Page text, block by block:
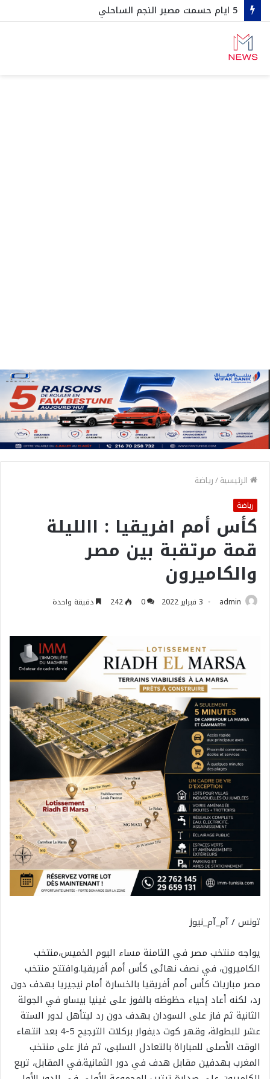
5 ايام حسمت مصير النجم الساحلي
الرئيسية/رياضة
رياضة
كأس أمم افريقيا : االليلة
قمة مرتقبة بين مصر
والكاميرون
admin 3 فبراير 2022 0
242 دقيقة واحدة
تونس / آم_آم_نيوز
يواجه منتخب مصر في الثامنة مساء اليوم الخميس،منتخب
الكاميرون، في نصف نهائى كأس أمم أفريقيا.وافتتح منتخب
مصر مباريات كأس أمم أفريقيا بالخسارة أمام نيجيريا بهدف دون
رد، لكنه أعاد إحياء حظوظه بالفوز على غينيا بيساو في الجولة
الثانية ثم فاز على السودان بهدف دون رد ليتأهل لدور الستة
عشر للبطولة، وقهر كوت ديفوار بركلات الترجيح 5-4 بعد انتهاء
الوقت الأصلى للمباراة بالتعادل السلبى، ثم فاز على منتخب
المغرب بهدفين مقابل هدف في دور الثمانية.في المقابل، تربع